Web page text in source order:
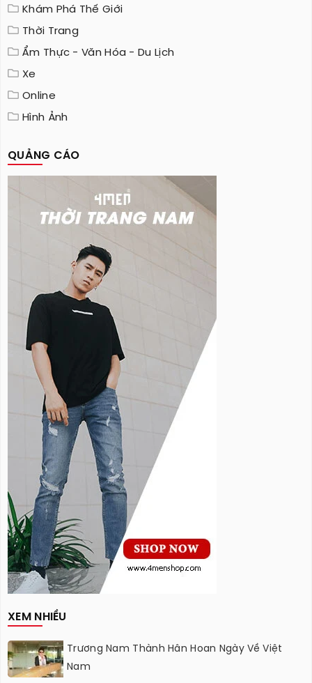
Khám Phá Thế Giới
Thời Trang
Ẩm Thực - Văn Hóa - Du Lịch
Xe
Online
Hình Ảnh
QUẢNG CÁO
XEM NHIỀU
Trương Nam Thành Hân Hoan Ngày Về Việt
Nam